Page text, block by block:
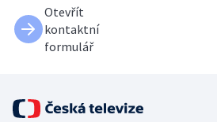
Otevřít
kontaktní
formulář